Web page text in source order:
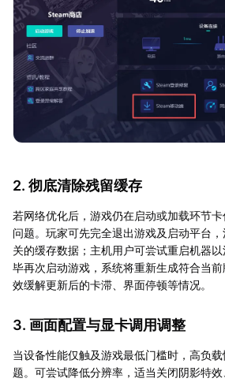
2. 彻底清除残留缓存
若网络优化后，游戏仍在启动或加载环节
问题。玩家可先完全退出游戏及启动平台
关的缓存数据；主机用户可尝试重启机器
毕再次启动游戏，系统将重新生成符合当
效缓解更新后的卡滞、界面停顿等情况。
3. 画面配置与显卡调用调整
当设备性能仅触及游戏最低门槛时，高负
题。可尝试降低分辨率，适当关闭阴影特